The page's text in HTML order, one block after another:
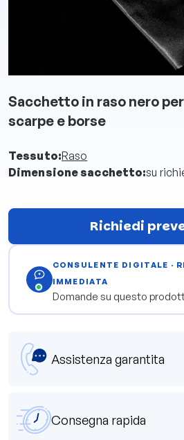
Sacchetto in raso nero
scarpe e borse
Tessuto:Raso
Dimensione sacchetto:su
Richiedi
CONSULENTE DIGITALE ·
IMMEDIATA
Domande su questo
Assistenza garantita
Consegna rapida